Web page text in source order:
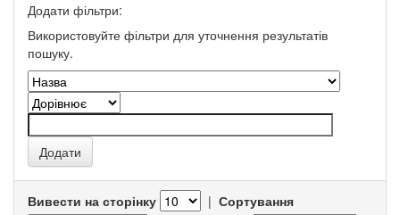
Додати фільтри:
Використовуйте фільтри для уточнення результатів
пошуку.
Вивести на сторінку | Сортування